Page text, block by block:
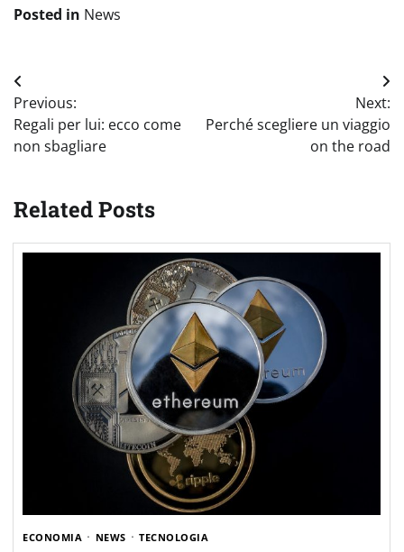
Posted in News
Navigazione
articoli
Previous:
Regali per lui: ecco come
non sbagliare
Next:
Perché scegliere un viaggio
on the road
Related Posts
ECONOMIA NEWS TECNOLOGIA